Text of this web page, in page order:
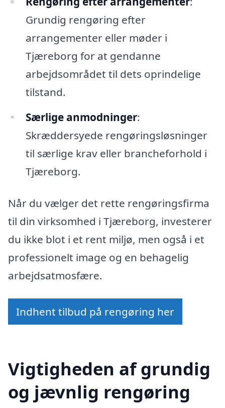
Grundig rengøring efter
arrangementer eller møder i
Tjæreborg for at gendanne
arbejdsområdet til dets oprindelige
tilstand.
Særlige anmodninger:
Skræddersyede rengøringsløsninger
til særlige krav eller brancheforhold i
Tjæreborg.
Når du vælger det rette rengøringsfirma
til din virksomhed i Tjæreborg, investerer
du ikke blot i et rent miljø, men også i et
professionelt image og en behagelig
arbejdsatmosfære.
Indhent tilbud på rengøring her
Vigtigheden af grundig
og jævnlig rengøring